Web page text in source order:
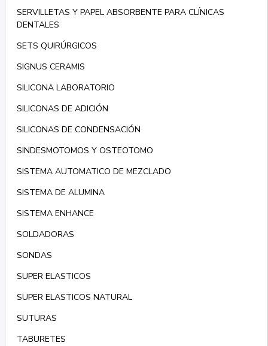
SERVILLETAS Y PAPEL ABSORBENTE PARA CLÍNICAS
DENTALES
SETS QUIRÚRGICOS
SIGNUS CERAMIS
SILICONA LABORATORIO
SILICONAS DE ADICIÓN
SILICONAS DE CONDENSACIÓN
SINDESMOTOMOS Y OSTEOTOMO
SISTEMA AUTOMATICO DE MEZCLADO
SISTEMA DE ALUMINA
SISTEMA ENHANCE
SOLDADORAS
SONDAS
SUPER ELASTICOS
SUPER ELASTICOS NATURAL
SUTURAS
TABURETES